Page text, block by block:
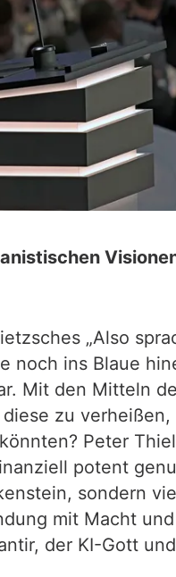
„Also
noch ins Blaue
Mit den Mitteln
zu
Peter
potent
sondern
mit Macht
der KI-Gott